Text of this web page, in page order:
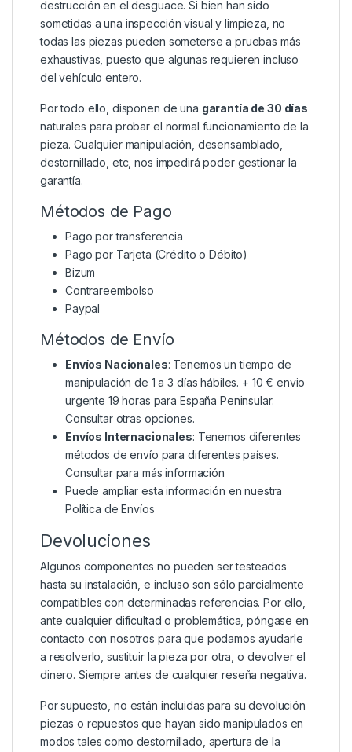
destrucción en el desguace. Si bien han sido
sometidas a una inspección visual y limpieza, no
todas las piezas pueden someterse a pruebas más
exhaustivas, puesto que algunas requieren incluso
del vehículo entero.
Por todo ello, disponen de una garantía de 30 días
naturales para probar el normal funcionamiento de la
pieza. Cualquier manipulación, desensamblado,
destornillado, etc, nos impedirá poder gestionar la
garantía.
Métodos de Pago
Pago por transferencia
Pago por Tarjeta (Crédito o Débito)
Bizum
Contrareembolso
Paypal
Métodos de Envío
Envíos Nacionales: Tenemos un tiempo de
manipulación de 1 a 3 días hábiles. + 10 € envio
urgente 19 horas para España Peninsular.
Consultar otras opciones.
Envíos Internacionales: Tenemos diferentes
métodos de envío para diferentes países.
Consultar para más información
Puede ampliar esta información en nuestra
Política de Envíos
Devoluciones
Algunos componentes no pueden ser testeados
hasta su instalación, e incluso son sólo parcialmente
compatibles con determinadas referencias. Por ello,
ante cualquier dificultad o problemática, póngase en
contacto con nosotros para que podamos ayudarle
a resolverlo, sustituir la pieza por otra, o devolver el
dinero. Siempre antes de cualquier reseña negativa.
Por supuesto, no están incluidas para su devolución
piezas o repuestos que hayan sido manipulados en
modos tales como destornillado, apertura de la